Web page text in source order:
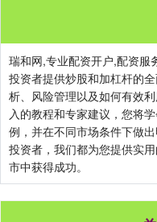
瑞和网,专业配资开户,配资服
投资者提供炒股和加杠杆的
析、风险管理以及如何有效
入的教程和专家建议，您将
例，并在不同市场条件下做
投资者，我们都为您提供实
市中获得成功。